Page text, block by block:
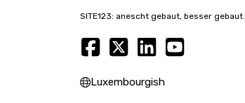
SITE123: anescht gebaut, besser gebaut.
Luxembourgish